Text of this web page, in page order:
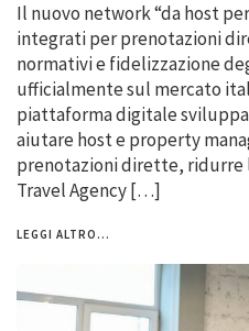
Il nuovo network “da host
integrati per prenotazioni
normativi e fidelizzazione
ufficialmente sul mercato
piattaforma digitale
aiutare host e property
prenotazioni dirette, ridurre
Travel Agency […]
LEGGI ALTRO...